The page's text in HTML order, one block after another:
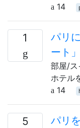
14
1
パリ
ート
部屋/ス
ホテル
14
5
パリ